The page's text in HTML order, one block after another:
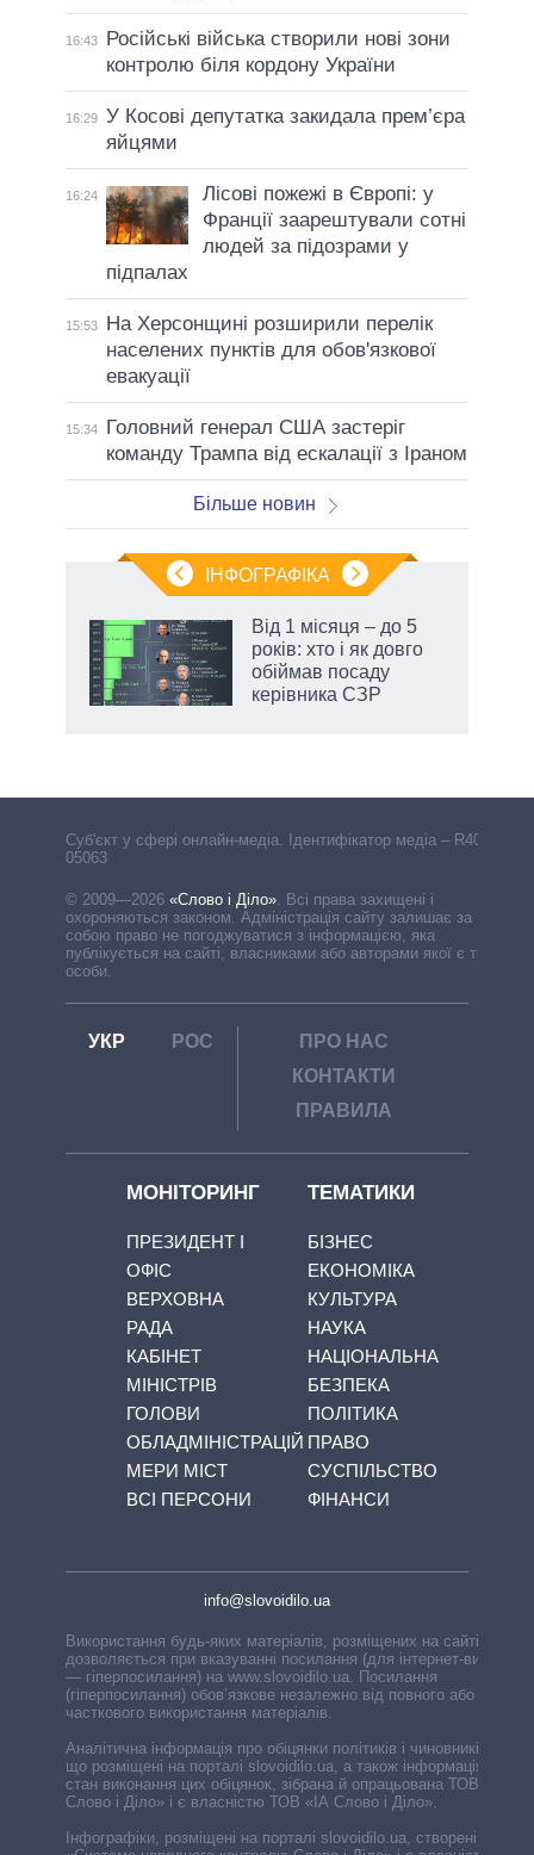
16:43
Російські війська створили нові зони
контролю біля кордону України
16:29 У Косові депутатка закидала прем’єра
яйцями
16:24
Лісові пожежі в Європі: у
Франції заарештували сотні
людей за підозрами у
підпалах
15:53
На Херсонщині розширили перелік
населених пунктів для обов'язкової
евакуації
15:34
Головний генерал США застеріг
команду Трампа від ескалації з Іраном
Більше новин
ІНФОГРАФІКА
Від 1 місяця – до 5
років: хто і як довго
обіймав посаду
керівника СЗР
Cуб'єкт у сфері онлайн-медіа. Ідентифікатор медіа – R40-
05063
© 2009—2026 «Слово і Діло» Всі права захищені і
охороняються законом. Адміністрація сайту залишає за
собою право не погоджуватися з інформацією, яка
публікується на сайті, власниками або авторами якої є треті
особи.
УКР РОС
ПРО НАС
КОНТАКТИ
ПРАВИЛА
МОНІТОРИНГ
ПРЕЗИДЕНТ І
ОФІС
ВЕРХОВНА
РАДА
КАБІНЕТ
МІНІСТРІВ
ГОЛОВИ
ОБЛАДМІНІСТРАЦІЙ
МЕРИ МІСТ
ВСІ ПЕРСОНИ
ТЕМАТИКИ
БІЗНЕС
ЕКОНОМІКА
КУЛЬТУРА
НАУКА
НАЦІОНАЛЬНА
БЕЗПЕКА
ПОЛІТИКА
ПРАВО
СУСПІЛЬСТВО
ФІНАНСИ
info@slovoidilo.ua
Використання будь-яких матеріалів, розміщених на сайті,
дозволяється при вказуванні посилання (для інтернет-видань
— гіперпосилання) на www.slovoidilo.ua. Посилання
(гіперпосилання) обов’язкове незалежно від повного або
часткового використання матеріалів.
Аналітична інформація про обіцянки політиків і чиновників,
що розміщені на порталі slovoidilo.ua, а також інформація про
стан виконання цих обіцянок, зібрана й опрацьована ТОВ «ІА
Слово і Діло» і є власністю ТОВ «ІА Слово і Діло».
Інфографіки, розміщені на порталі slovoidilo.ua, створені ГО